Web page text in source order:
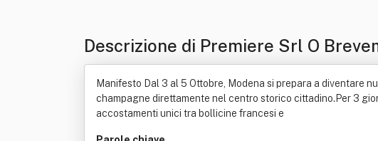
Descrizione di Premiere Srl O
Manifesto Dal 3 al 5 Ottobre, Modena si prepara a diventare
champagne direttamente nel centro storico cittadino.Per 3
accostamenti unici tra bollicine francesi e